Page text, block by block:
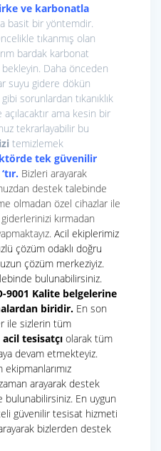
ve karbonatla
basit bir yöntemdir.
tıkanmış olan
bardak karbonat
Daha önceden
suyu gidere dökün
sorunlardan tıkanıklık
ama kesin bir
tekrarlayabilir bu
temizlemek
tek güvenilir
Bizleri arayarak
destek talebinde
olmadan özel cihazlar ile
kırmadan
Acil ekiplerimiz
çözüm odaklı doğru
çözüm merkeziyiz.
bulunabilirsiniz.
9001 Kalite belgelerine
biridir. En son
ile sizlerin tüm
acil tesisatçı olarak tüm
devam etmekteyiz.
arayarak destek
En uygun
güvenilir tesisat hizmeti
bizlerden destek